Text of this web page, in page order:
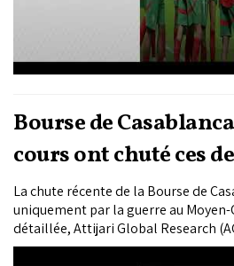
Bourse de
cours ont chuté ces
La chute récente de la Bourse de
uniquement par la guerre au
détaillée, Attijari Global Research
correction du MASI résulte aussi de